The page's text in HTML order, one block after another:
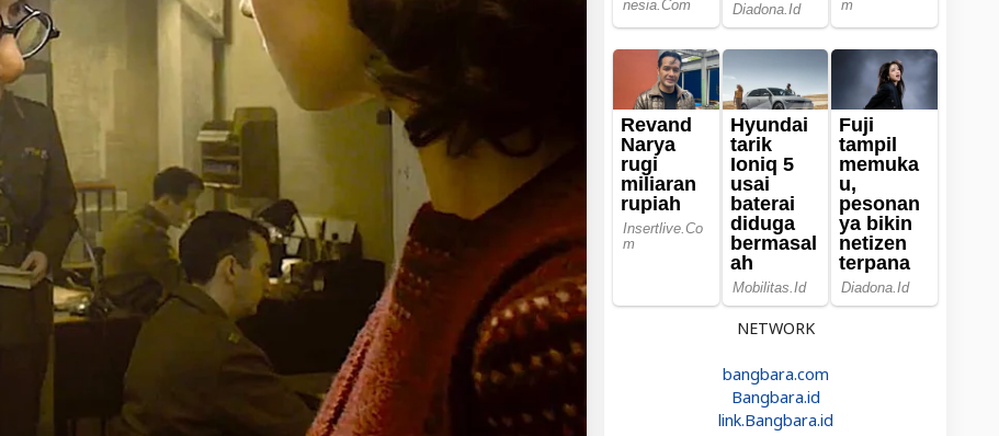
NETWORK
bangbara.com
Bangbara.id
link.Bangbara.id